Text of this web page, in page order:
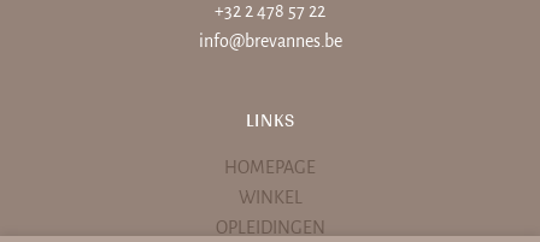
+32 2 478 57 22
info@brevannes.be
LINKS
HOMEPAGE
WINKEL
OPLEIDINGEN